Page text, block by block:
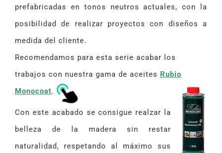
prefabricadas en tonos neutros actuales, con la
posibilidad de realizar proyectos con diseños a
medida del cliente.
Recomendamos para esta serie acabar los
trabajos con nuestra gama de aceites Rubio
Monocoat.
Con este acabado se consigue realzar la
belleza de la madera sin restar
naturalidad, respetando al máximo sus